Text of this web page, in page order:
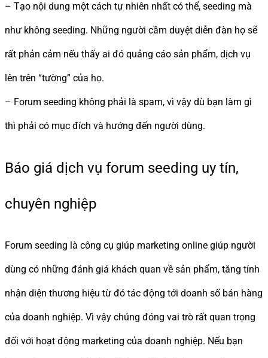
– Tạo nội dung một cách tự nhiên nhất có thể, seeding mà
như không seeding. Những người cầm duyệt diễn đàn họ sẽ
rất phản cảm nếu thấy ai đó quảng cáo sản phẩm, dịch vụ
lên trên “tường” của họ.
– Forum seeding không phải là spam, vì vậy dù bạn làm gì
thì phải có mục đích và hướng đến người dùng.
Báo giá dịch vụ forum seeding uy tín,
chuyên nghiệp
Forum seeding là công cụ giúp marketing online giúp người
dùng có những đánh giá khách quan về sản phẩm, tăng tính
nhận diện thương hiệu từ đó tác động tới doanh số bán hàng
của doanh nghiệp. Vì vậy chúng đóng vai trò rất quan trọng
đối với hoạt động marketing của doanh nghiệp. Nếu bạn